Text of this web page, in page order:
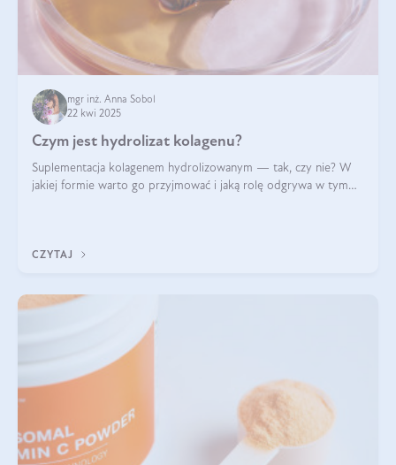
mgr inż. Anna Sobol
22 kwi 2025
Czym jest hydrolizat kolagenu?
Suplementacja kolagenem hydrolizowanym — tak, czy nie? W
jakiej formie warto go przyjmować i jaką rolę odgrywa w tym
CZYTAJ